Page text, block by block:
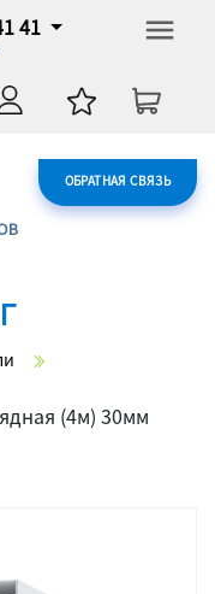
41
ОБРАТНАЯ СВЯЗЬ
(4м) 30мм